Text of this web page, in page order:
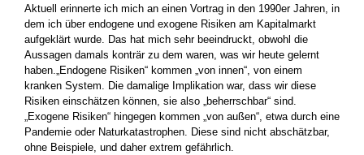
Aktuell erinnerte ich mich an einen Vortrag in den 1990er Jahren, in
dem ich über endogene und exogene Risiken am Kapitalmarkt
aufgeklärt wurde. Das hat mich sehr beeindruckt, obwohl die
Aussagen damals konträr zu dem waren, was wir heute gelernt
haben.„Endogene Risiken“ kommen „von innen“, von einem
kranken ­System. Die damalige Implikation war, dass wir diese
Risiken einschätzen können, sie also „beherrschbar“ sind.
„Exogene Risiken“ hingegen kommen „von außen“, etwa durch eine
Pandemie oder Naturkatastrophen. Diese sind nicht abschätzbar,
ohne Beispiele, und daher extrem gefährlich.